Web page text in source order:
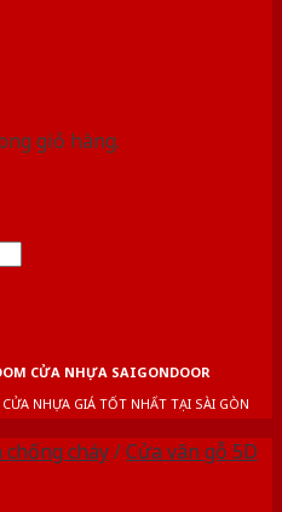
giỏ hàng.
CỬA NHỰA SAIGONDOOR
NHỰA GIÁ TỐT NHẤT TẠI SÀI GÒN
chống cháy/Cửa vân gỗ 5D